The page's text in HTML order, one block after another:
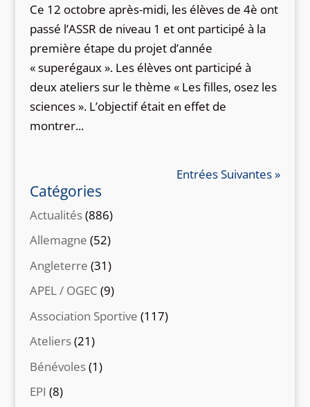
Ce 12 octobre après-midi, les élèves de 4è ont
passé l’ASSR de niveau 1 et ont participé à la
première étape du projet d’année
« superégaux ». Les élèves ont participé à
deux ateliers sur le thème « Les filles, osez les
sciences ». L’objectif était en effet de
montrer...
Entrées Suivantes »
Catégories
Actualités(886)
Allemagne (52)
Angleterre (31)
APEL / OGEC (9)
Association Sportive (117)
Ateliers(21)
Bénévoles(1)
EPI (8)